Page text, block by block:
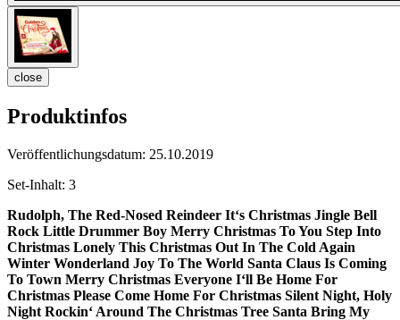
close
Produktinfos
Veröffentlichungsdatum: 25.10.2019
Set-Inhalt: 3
Rudolph, The Red-Nosed Reindeer It‘s Christmas Jingle Bell
Rock Little Drummer Boy Merry Christmas To You Step Into
Christmas Lonely This Christmas Out In The Cold Again
Winter Wonderland Joy To The World Santa Claus Is Coming
To Town Merry Christmas Everyone I‘ll Be Home For
Christmas Please Come Home For Christmas Silent Night, Holy
Night Rockin‘ Around The Christmas Tree Santa Bring My